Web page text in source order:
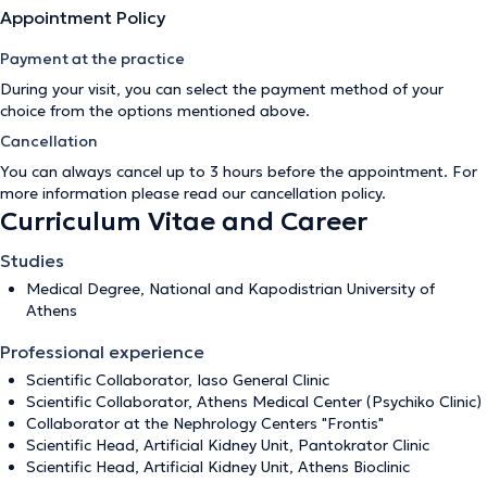
Appointment Policy
Payment at the practice
During your visit, you can select the payment method of your
choice from the options mentioned above.
Cancellation
You can always cancel up to 3 hours before the appointment. For
more information please read our cancellation policy.
Curriculum Vitae and Career
Studies
Medical Degree, National and Kapodistrian University of
Athens
Professional experience
Scientific Collaborator, Iaso General Clinic
Scientific Collaborator, Athens Medical Center (Psychiko Clinic)
Collaborator at the Nephrology Centers "Frontis"
Scientific Head, Artificial Kidney Unit, Pantokrator Clinic
Scientific Head, Artificial Kidney Unit, Athens Bioclinic